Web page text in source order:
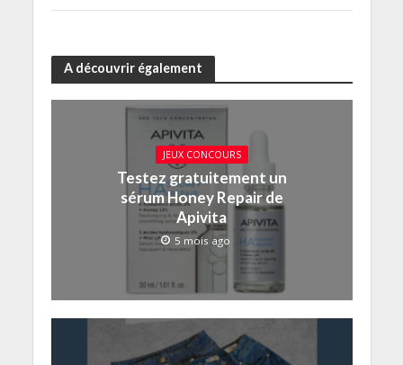
A découvrir également
JEUX CONCOURS
Testez gratuitement un
sérum Honey Repair de
Apivita
5 mois ago